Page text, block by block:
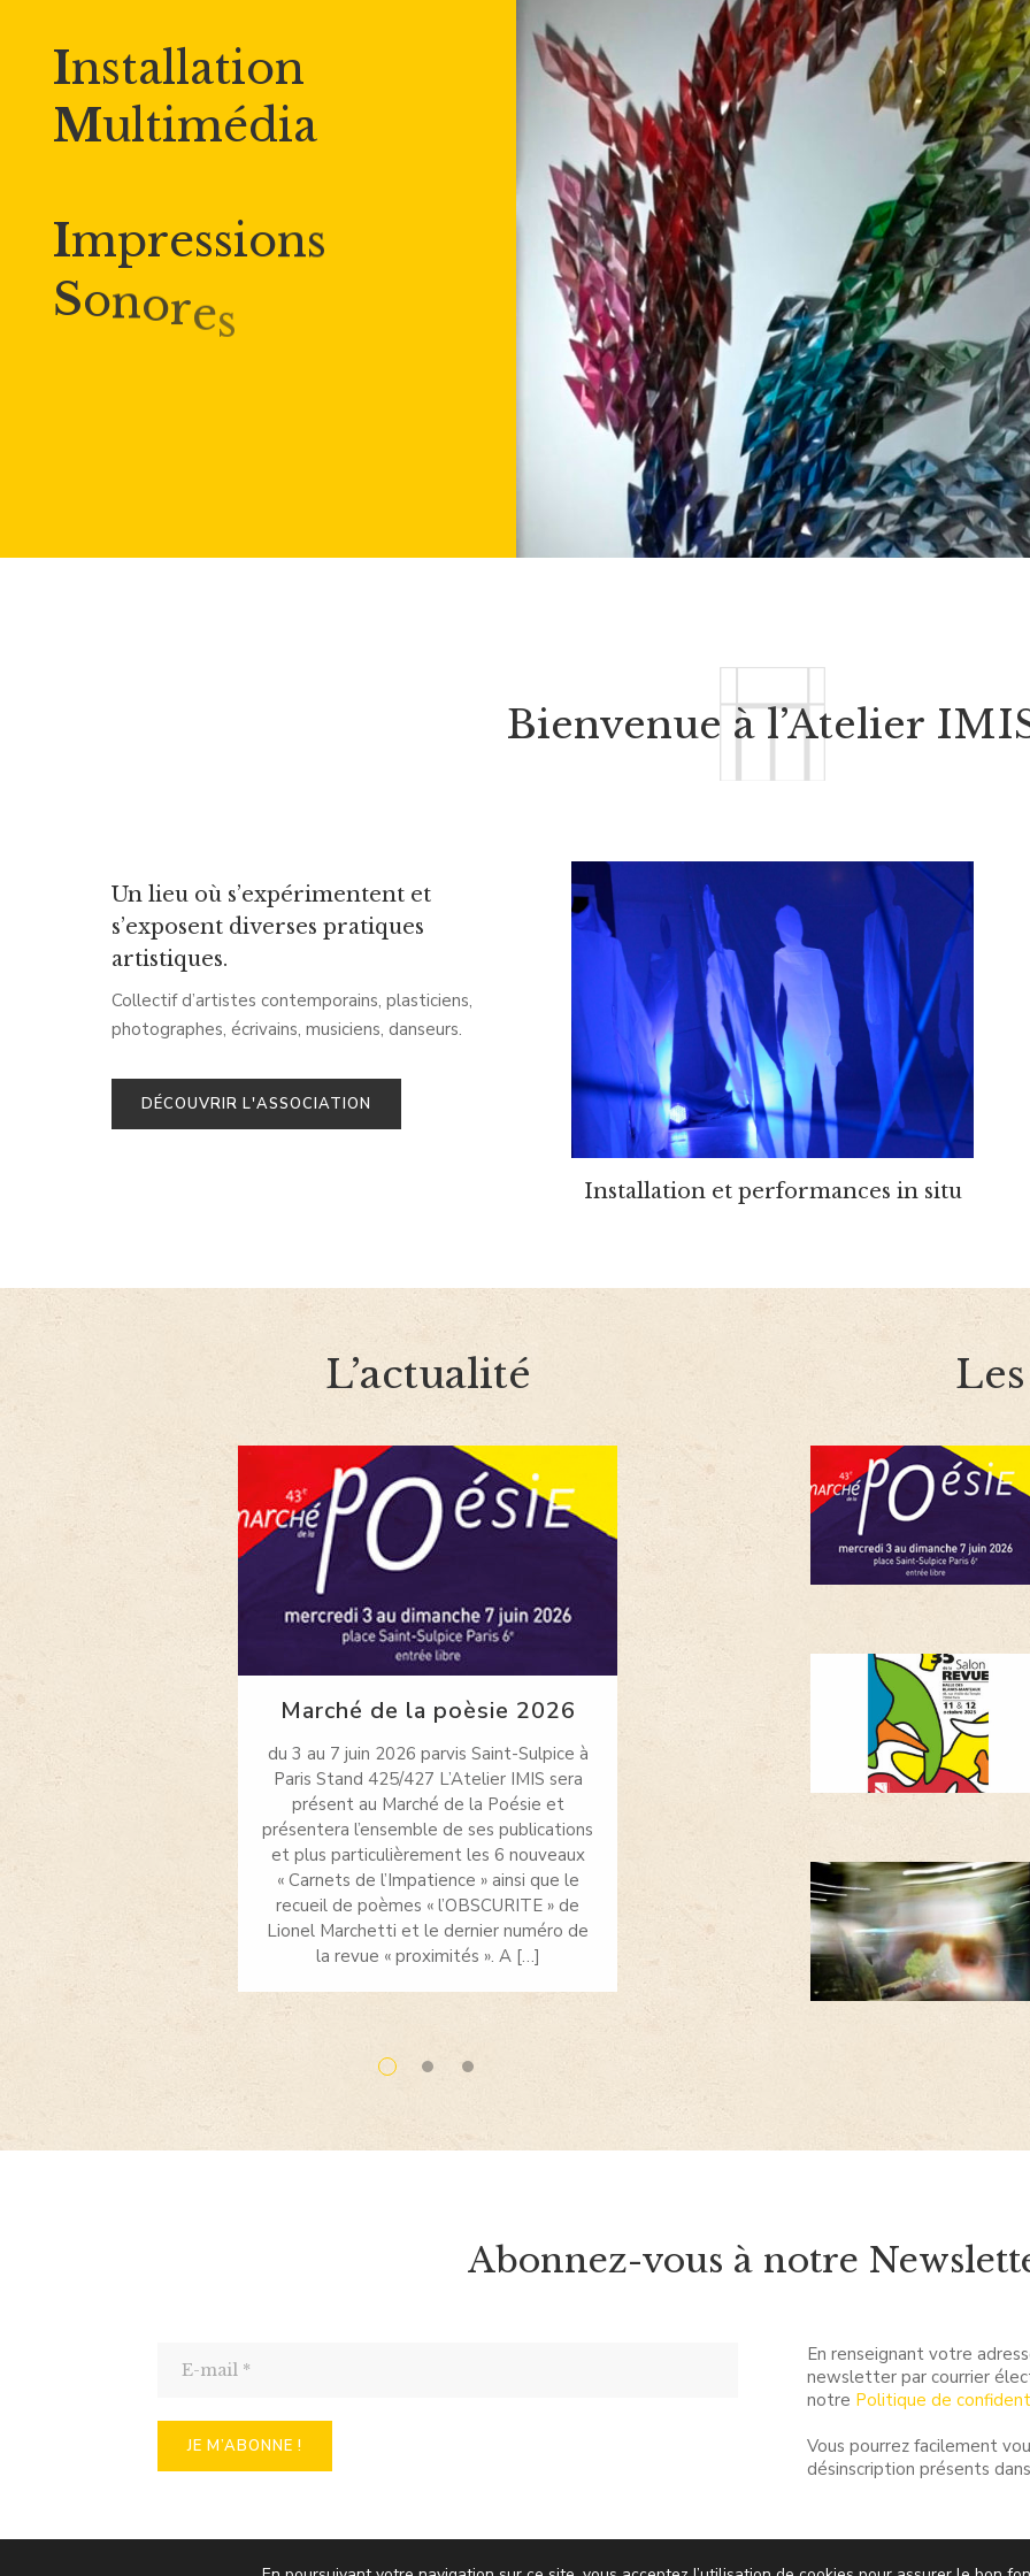
Installation
Multimédia
Impressions
Sonores
Bienvenue à l’Atelier
Un lieu où s’expérimentent et
s’exposent diverses pratiques
artistiques.
Collectif d’artistes contemporains, plasticiens,
photographes, écrivains, musiciens, danseurs.
DÉCOUVRIR L'ASSOCIATION
EN SAVOIR PLUS
Installation et performances in situ
L’actualité
Marché de la poèsie 2026
du 3 au 7 juin 2026 parvis Saint-Sulpice à
Paris Stand 425/427 L’Atelier IMIS sera
présent au Marché de la Poésie et
présentera l’ensemble de ses publications
et plus particulièrement les 6 nouveaux
« Carnets de l’Impatience » ainsi que le
recueil de poèmes « l’OBSCURITE » de
Lionel Marchetti et le dernier numéro de
la revue « proximités ». A […]
Salon de la revue
les 11 et 12 octobre L’Atelier IMIS sera
présent au Salon de la revue, halle des
revue « Proximités » en présence de
nombreux.ses contributeur.rices. Vous
pouvez découvrir le programme de cette
35e édition sur le […]
Abonnez-vous à notre
En renseignant votre
newsletter par courrier
notre Politique de
Vous pourrez facilement
désinscription présents